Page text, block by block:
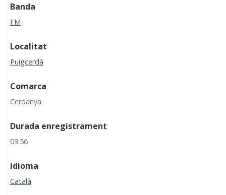
Banda
FM
Localitat
Puigcerdà
Comarca
Cerdanya
Durada enregistrament
03:56
Idioma
Català